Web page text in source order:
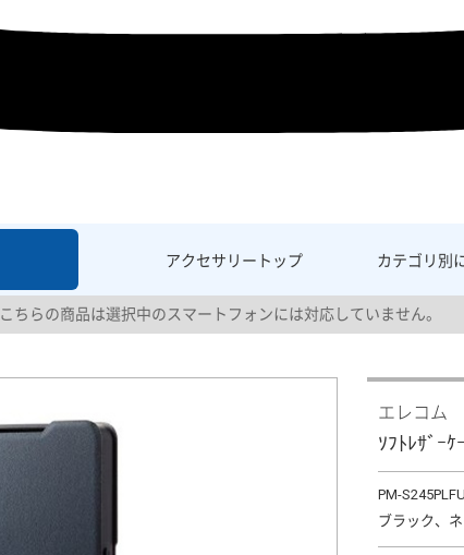
アクセサリー トップ カテゴリ別
こちらの商品は選択中のスマートフォンには対応していません。
エレコム
ｿﾌﾄﾚｻﾞｰ
PM-
ブラック、